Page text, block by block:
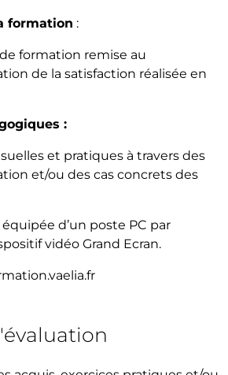
formation :
formation remise au
de la satisfaction réalisée en
:
et pratiques à travers des
et/ou des cas concrets des
d’un poste PC par
vidéo Grand Ecran.